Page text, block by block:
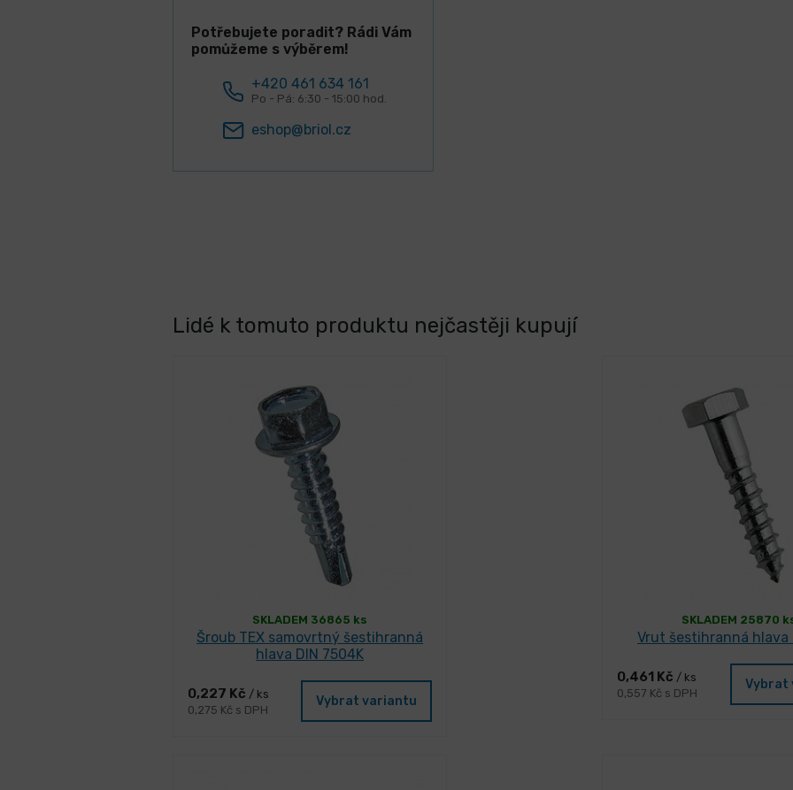
Potřebujete poradit? Rádi Vám
pomůžeme s výběrem!
+420 461 634 161
Po - Pá: 6:30 - 15:00 hod.
eshop@briol.cz
Lidé k tomuto produktu nejčastěji kupují
SKLADEM 36865 ks
Šroub TEX samovrtný šestihranná
hlava DIN 7504K
0,227 Kč / ks
0,275 Kč s DPH
Vybrat variantu
SKLADEM 25870
Vrut šestihranná hlava
0,461 Kč / ks
0,557 Kč s DPH
Vybrat